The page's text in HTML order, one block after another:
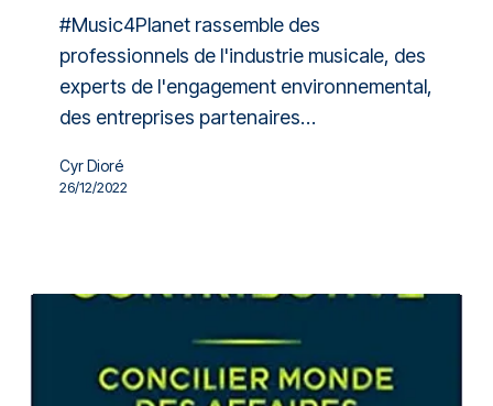
#Music4Planet rassemble des
professionnels de l'industrie musicale, des
experts de l'engagement environnemental,
des entreprises partenaires…
Cyr Dioré
26/12/2022